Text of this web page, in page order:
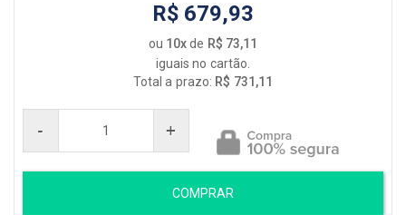
R$ 679,93
ou 10xde R$ 73,11
iguais no cartão.
Total a prazo: R$ 731,11
- +
COMPRAR